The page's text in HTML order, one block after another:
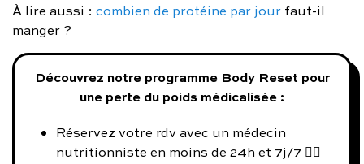
À lire aussi : combien de protéine par jour faut-il
manger ?
Découvrez notre programme Body Reset pour
une perte du poids médicalisée :
Réservez votre rdv avec un médecin
nutritionniste en moins de 24h et 7j/7 👨‍⚕️